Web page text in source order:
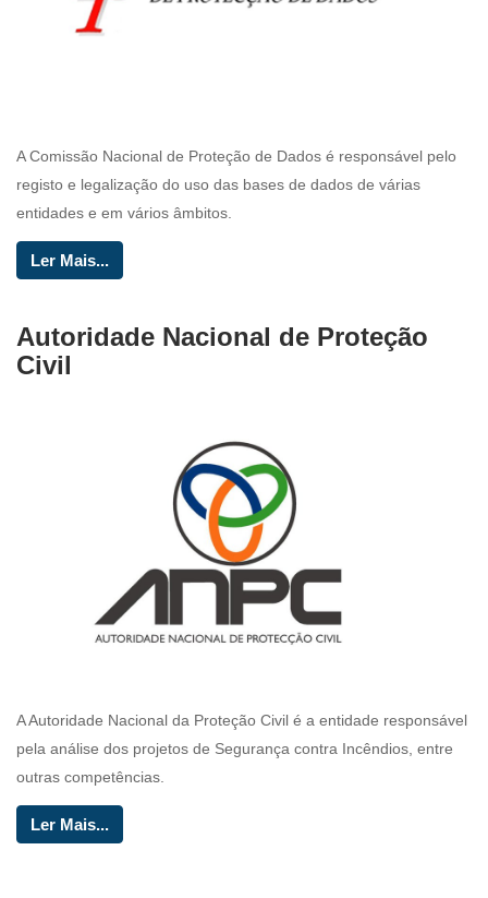
A Comissão Nacional de Proteção de Dados é responsável pelo
registo e legalização do uso das bases de dados de várias
entidades e em vários âmbitos.
Ler Mais...
Autoridade Nacional de Proteção
Civil
A Autoridade Nacional da Proteção Civil é a entidade responsável
pela análise dos projetos de Segurança contra Incêndios, entre
outras competências.
Ler Mais...